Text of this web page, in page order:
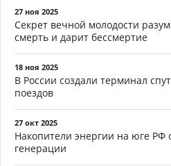
27 ноя 2025
Секрет вечной молодости
смерть и дарит бессмертие
18 ноя 2025
В России создали терминал
поездов
27 окт 2025
Накопители энергии на юге РФ
генерации